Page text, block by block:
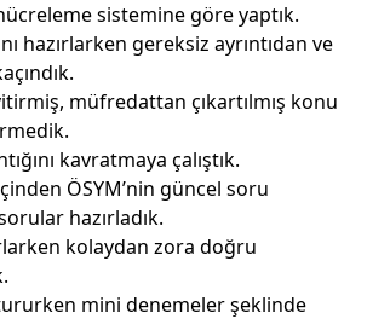
sistemine göre yaptık.
hazırlarken gereksiz ayrıntıdan ve
müfredattan çıkartılmış konu
kavratmaya çalıştık.
ÖSYM’nin güncel soru
hazırladık.
kolaydan zora doğru
mini denemeler şeklinde